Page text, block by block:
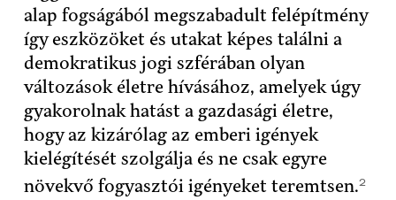
alap fogságából megszabadult felépítmény
így eszközöket és utakat képes találni a
demokratikus jogi szférában olyan
változások életre hívásához, amelyek úgy
gyakorolnak hatást a gazdasági életre,
hogy az kizárólag az emberi igények
kielégítését szolgálja és ne csak egyre
növekvő fogyasztói igényeket teremtsen.2